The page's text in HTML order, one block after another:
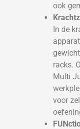
ook
In de
racks.
Multi
voor